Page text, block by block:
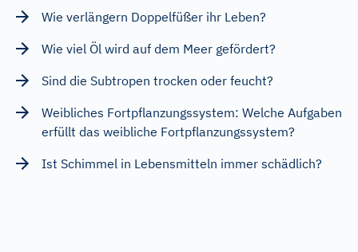
Wie verlängern Doppelfüßer ihr Leben?
Wie viel Öl wird auf dem Meer gefördert?
Sind die Subtropen trocken oder feucht?
Weibliches Fortpflanzungssystem: Welche Aufgaben
erfüllt das weibliche Fortpflanzungssystem?
Ist Schimmel in Lebensmitteln immer schädlich?